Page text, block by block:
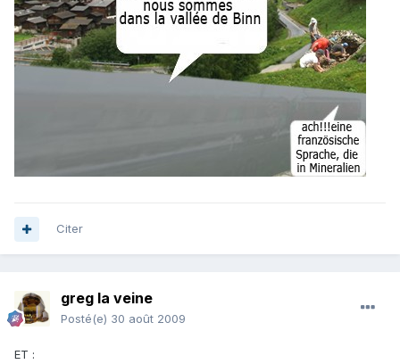
Citer
greg la veine
Posté(e) 30 août 2009
ET :